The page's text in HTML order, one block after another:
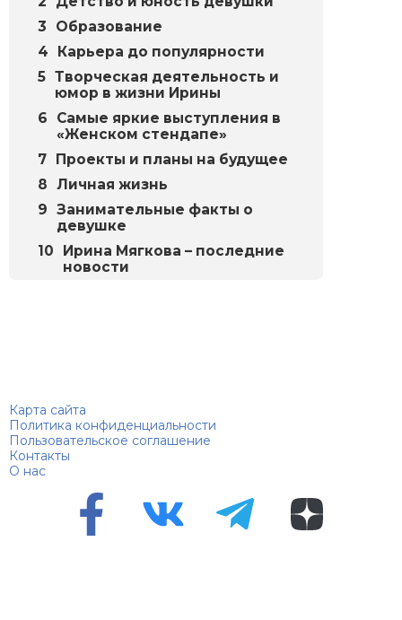
Образование
Карьера до популярности
Творческая деятельность и
юмор в жизни Ирины
Самые яркие выступления в
«Женском стендапе»
Проекты и планы на будущее
Личная жизнь
Занимательные факты о
девушке
Ирина Мягкова – последние
новости
Карта сайта
Политика конфиденциальности
Пользовательское соглашение
Контакты
О нас